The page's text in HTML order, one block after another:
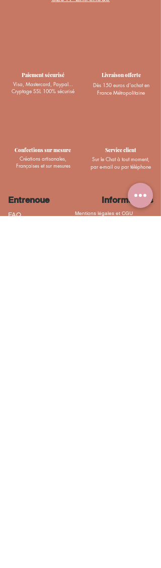
Paiement sécurisé
Visa, Mastercard, Paypal...
Cryptage SSL 100% sécurisé
Confections sur mesure
Créations artisanales,
Françaises et sur mesures
Livraison offerte
Dès 150 euros d'achat en
France Métropolitaine
Service client
Sur le Chat à tout moment,
par e-mail ou par téléphone
Entrenoue
FAQ
Informations
Mentions légales et CGU